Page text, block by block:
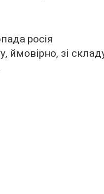
росія
ймовірно, зі